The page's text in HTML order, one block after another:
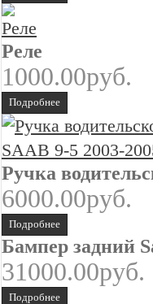
Реле
1000.00руб.
Подробнее
Ручка
6000.00руб.
Подробнее
Бампер задний
31000.00руб.
Подробнее